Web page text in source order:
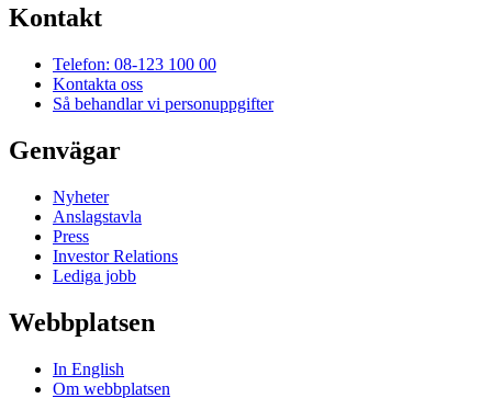
Kontakt
Telefon: 08-123 100 00
Kontakta oss
Så behandlar vi personuppgifter
Genvägar
Nyheter
Anslagstavla
Press
Investor Relations
Lediga jobb
Webbplatsen
In English
Om webbplatsen